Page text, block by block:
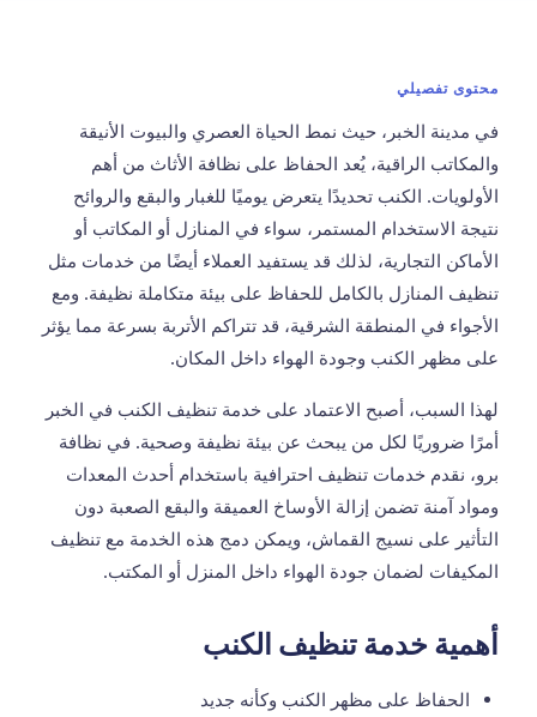
محتوى تفصيلي
في مدينة الخبر، حيث نمط الحياة العصري والبيوت الأنيقة
والمكاتب الراقية، يُعد الحفاظ على نظافة الأثاث من أهم
الأولويات. الكنب تحديدًا يتعرض يوميًا للغبار والبقع والروائح
نتيجة الاستخدام المستمر، سواء في المنازل أو المكاتب أو
الأماكن التجارية، لذلك قد يستفيد العملاء أيضًا من خدمات مثل
تنظيف المنازل بالكامل للحفاظ على بيئة متكاملة نظيفة. ومع
الأجواء في المنطقة الشرقية، قد تتراكم الأتربة بسرعة مما يؤثر
على مظهر الكنب وجودة الهواء داخل المكان.
لهذا السبب، أصبح الاعتماد على خدمة تنظيف الكنب في الخبر
أمرًا ضروريًا لكل من يبحث عن بيئة نظيفة وصحية. في نظافة
برو، نقدم خدمات تنظيف احترافية باستخدام أحدث المعدات
ومواد آمنة تضمن إزالة الأوساخ العميقة والبقع الصعبة دون
التأثير على نسيج القماش، ويمكن دمج هذه الخدمة مع تنظيف
المكيفات لضمان جودة الهواء داخل المنزل أو المكتب.
أهمية خدمة تنظيف الكنب
الحفاظ على مظهر الكنب وكأنه جديد